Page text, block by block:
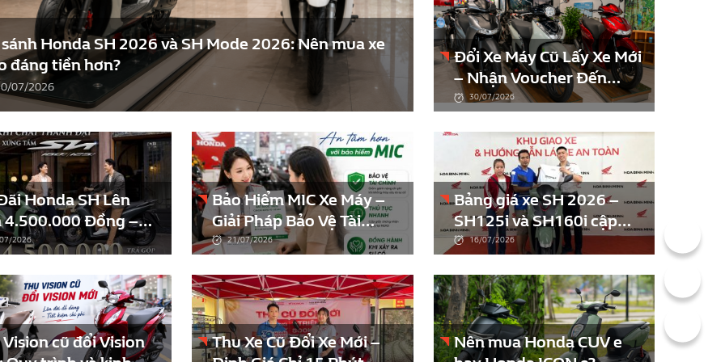
sánh Honda SH 2026 và SH Mode 2026: Nên mua xe
đáng tiền hơn?
07/2026
Đổi Xe Máy Cũ Lấy Xe Mới
– Nhận Voucher Đến
2.500.000đ Khi Lên Đời
30/07/2026
Honda SH Lên
4.500.000 Đồng –
Sở Hữu SH Với Chi
2026
Bảo Hiểm MIC Xe Máy –
Giải Pháp Bảo Vệ Tài
Chính, An Tâm Trên Mọi
21/07/2026
Bảng giá xe SH 2026 –
SH125i và SH160i cập
nhật tháng 7/2026
16/07/2026
cũ đổi Vision
Thu Xe Cũ Đổi Xe Mới –
Nên mua Honda CUV e